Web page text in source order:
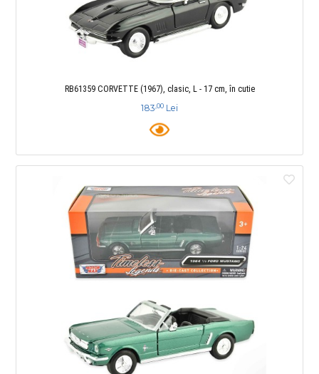
RB61359 CORVETTE (1967), clasic, L - 17 cm, în cutie
183 ,00 Lei